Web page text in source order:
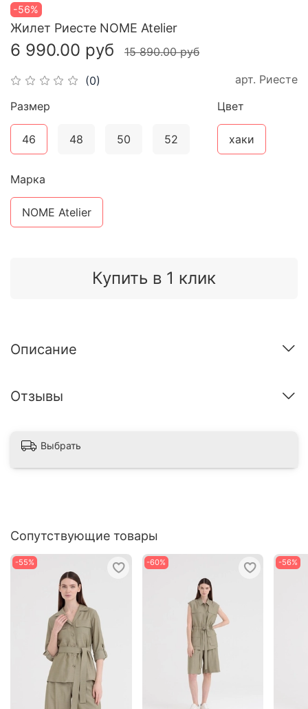
-56%
(0) арт. Риесте
Жилет Риесте NOME Atelier
6 990.00 руб 15 890.00 руб
Купить в 1 клик
Размер
46 48 50 52
Цвет
хаки
Марка
NOME Atelier
Описание
Отзывы
Выбрать
Сопутствующие товары
-55% -60% -56%